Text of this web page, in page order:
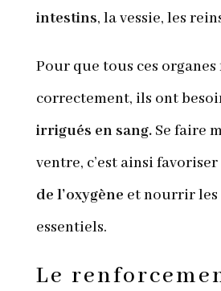
intestins, la vessie, les
Pour que tous ces
correctement, ils ont
irrigués en sang.Se faire
ventre, c’est ainsi
de l’oxygène et nourrir les
essentiels.
Le